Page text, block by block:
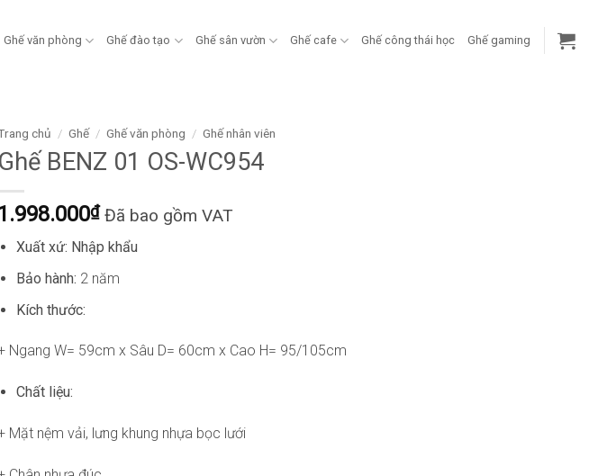
Ghế văn phòng Ghế đào tạo Ghế sân vườn Ghế cafe Ghế công thái học Ghế gaming
chủ / Ghế / Ghế văn phòng / Ghế nhân viên
Ghế BENZ 01 OS-WC954
₫ Đã bao gồm VAT
Xuất xứ: Nhập khẩu
Bảo hành: 2 năm
Kích thước:
Ngang W= 59cm x Sâu D= 60cm x Cao H= 95/105cm
Chất liệu:
Mặt nệm vải, lưng khung nhựa bọc lưới